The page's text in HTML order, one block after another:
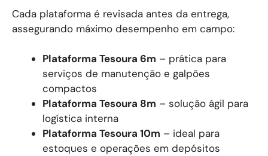
Cada plataforma é revisada antes da entrega,
assegurando máximo desempenho em campo:
Plataforma Tesoura 6m – prática para
serviços de manutenção e galpões
compactos
Plataforma Tesoura 8m – solução ágil para
logística interna
Plataforma Tesoura 10m – ideal para
estoques e operações em depósitos